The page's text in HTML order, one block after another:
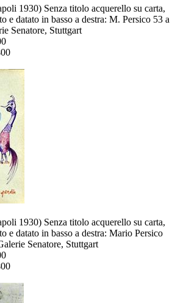
1930) Senza titolo acquerello su carta,
e datato in basso a destra: M. Persico 53 a
Senatore, Stuttgart
1930) Senza titolo acquerello su carta,
e datato in basso a destra: Mario Persico
Senatore, Stuttgart